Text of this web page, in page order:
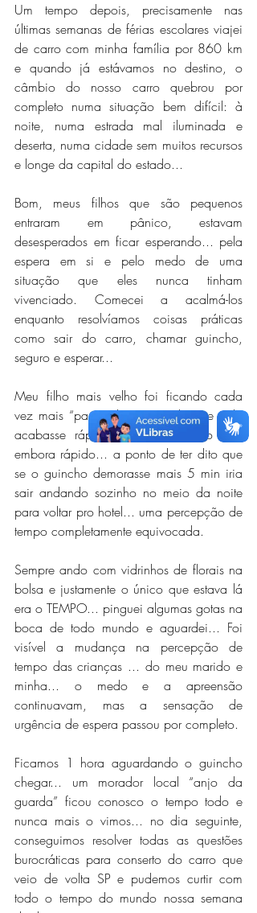
Um tempo depois, precisamente nas
últimas semanas de férias escolares viajei
de carro com minha família por 860 km
e quando já estávamos no destino, o
câmbio do nosso carro quebrou por
completo numa situação bem difícil: à
noite, numa estrada mal iluminada e
deserta, numa cidade sem muitos recursos
e longe da capital do estado...
Bom, meus filhos que são pequenos
entraram em pânico, estavam
desesperados em ficar esperando... pela
espera em si e pelo medo de uma
situação que eles nunca tinham
vivenciado. Comecei a acalmá-los
enquanto resolvíamos coisas práticas
como sair do carro, chamar guincho,
seguro e esperar...
Meu filho mais velho foi ficando cada
vez mais “panicado” querendo que tudo
acabasse rápido, sair dali rápido e ir
embora rápido... a ponto de ter dito que
se o guincho demorasse mais 5 min iria
sair andando sozinho no meio da noite
para voltar pro hotel... uma percepção de
tempo completamente equivocada.
Sempre ando com vidrinhos de florais na
bolsa e justamente o único que estava lá
era o TEMPO... pinguei algumas gotas na
boca de todo mundo e aguardei... Foi
visível a mudança na percepção de
tempo das crianças ... do meu marido e
minha... o medo e a apreensão
continuavam, mas a sensação de
urgência de espera passou por completo.
Ficamos 1 hora aguardando o guincho
chegar... um morador local “anjo da
guarda” ficou conosco o tempo todo e
nunca mais o vimos... no dia seguinte,
conseguimos resolver todas as questões
burocráticas para conserto do carro que
veio de volta SP e pudemos curtir com
todo o tempo do mundo nossa semana